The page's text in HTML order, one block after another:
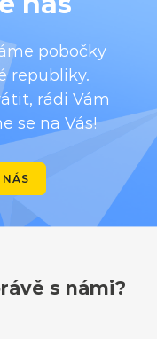
pobočky
republiky.
rádi Vám
se na Vás!
s námi?